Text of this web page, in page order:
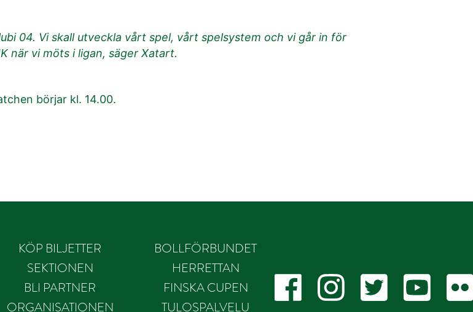
04. Vi skall utveckla vårt spel, vårt spelsystem och vi går in för
när vi möts i ligan, säger Xatart.
börjar kl. 14.00.
KÖP BILJETTER
SEKTIONEN
BLI PARTNER
ORGANISATIONEN
BOLLFÖRBUNDET
HERRETTAN
FINSKA CUPEN
TULOSPALVELU